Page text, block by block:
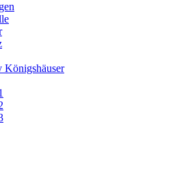
Königshäuser